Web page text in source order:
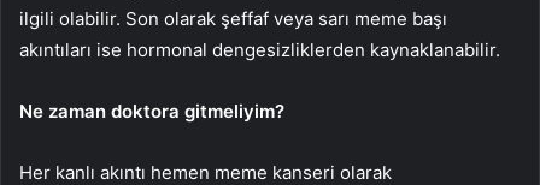
ilgili olabilir. Son olarak şeffaf veya sarı meme başı
akıntıları ise hormonal dengesizliklerden kaynaklanabilir.
Ne zaman doktora gitmeliyim?
Her kanlı akıntı hemen meme kanseri olarak